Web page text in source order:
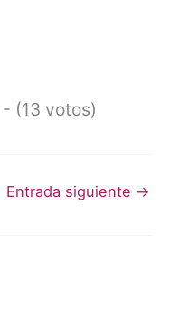
(13 votos)
Entrada siguiente →